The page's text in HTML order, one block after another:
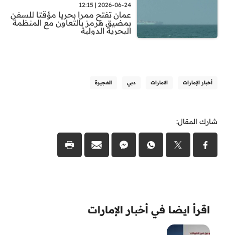
2026-06-24 | 12:15
عمان تفتح ممرا بحريا مؤقتا للسفن
بمضيق هرمز بالتعاون مع المنظمة
البحرية الدولية
أخبار الإمارات الامارات دبي الفجيرة
شارك المقال:
اقرأ ايضا في أخبار الإمارات